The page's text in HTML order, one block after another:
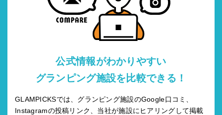
公式情報がわかりやすい
グランピング施設を比較できる！
GLAMPICKSでは、グランピング施設のGoogle口コミ、
Instagramの投稿リンク、当社が施設にヒアリングして掲載